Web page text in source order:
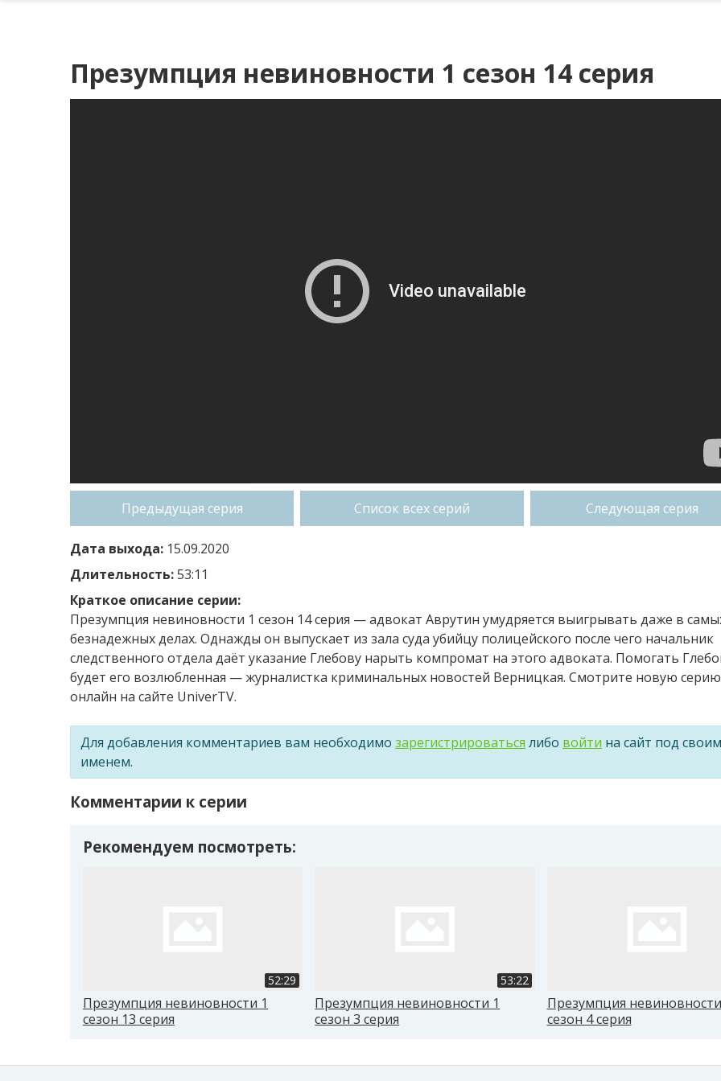
Презумпция невиновности 1 сезон 14 серия
Предыдущая серия Список всех серий Следующая серия
Дата выхода: 15.09.2020
Длительность:53:11
Краткое описание серии:
Презумпция невиновности 1 сезон 14 серия — адвокат Аврутин умудряется выигрывать даже в
безнадежных делах. Однажды он выпускает из зала суда убийцу полицейского после чего начальник
следственного отдела даёт указание Глебову нарыть компромат на этого адвоката. Помогать
будет его возлюбленная — журналистка криминальных новостей Верницкая. Смотрите новую серию
онлайн на сайте UniverTV.
Для добавления комментариев вам необходимо зарегистрироваться либо войти на сайт под своим
именем.
Комментарии к серии
Рекомендуем посмотреть:
52:29
Презумпция невиновности 1
сезон 13 серия
53:22
Презумпция невиновности 1
сезон 3 серия
Презумпция
сезон 4 серия